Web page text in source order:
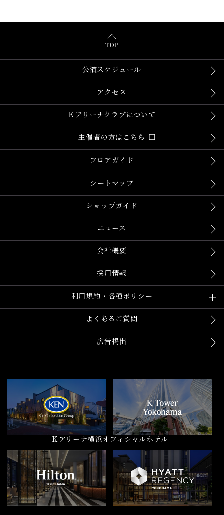
TOP
公演スケジュール
アクセス
Ｋアリーナクラブについて
主催者の方はこちら
フロアガイド
シートマップ
ショップガイド
ニュース
会社概要
採用情報
利用規約・各種ポリシー
よくあるご質問
広告掲出
Ｋアリーナ横浜オフィシャルホテル